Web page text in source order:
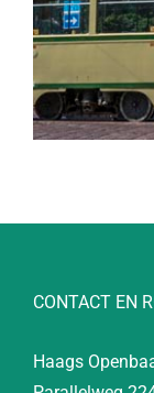
CONTACT EN
Haags